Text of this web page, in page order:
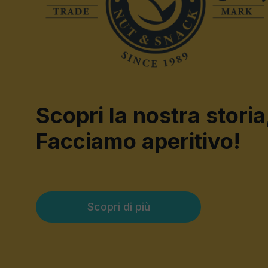
Scopri la nostra
Facciamo aperitivo!
Scopri di più